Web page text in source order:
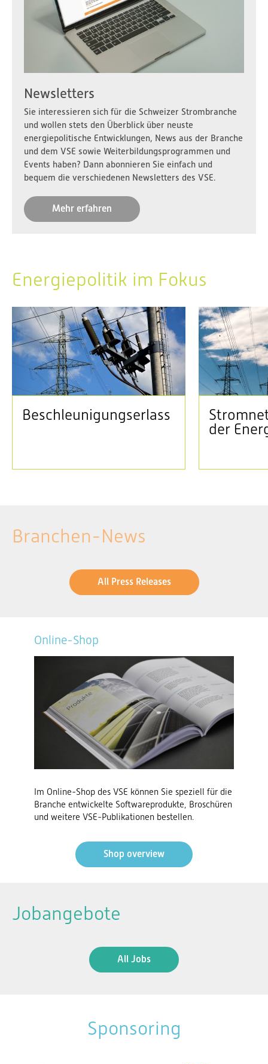
Newsletters
Sie interessieren sich für die Schweizer Strombranche
und wollen stets den Überblick über neuste
energiepolitische Entwicklungen, News aus der Branche
und dem VSE sowie Weiterbildungsprogrammen und
Events haben? Dann abonnieren Sie einfach und
bequem die verschiedenen Newsletters des VSE.
Mehr erfahren
Energiepolitik im Fokus
Beschleunigungserlass
der
Branchen-News
All Press Releases
Online-Shop
Im Online-Shop des VSE können Sie speziell für die
Branche entwickelte Softwareprodukte, Broschüren
und weitere VSE-Publikationen bestellen.
Shop overview
Jobangebote
All Jobs
Sponsoring